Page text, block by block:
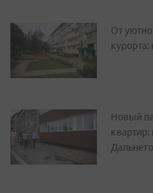
От
Новый
квартир: